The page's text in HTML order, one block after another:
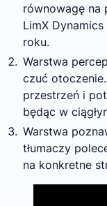
równowagę na
LimX
roku.
Warstwa
czuć
przestrzeń i
będąc w
Warstwa
tłumaczy
na konkretne